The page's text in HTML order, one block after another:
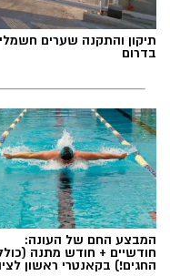
תיקון והתקנה שערים
בדרום
המבצע החם של העונה:
חודשיים + חודש מתנה
החגים!) בקאנטרי ראשון